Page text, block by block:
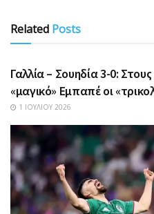
Related Posts
ΑΘΛΗΤΙΚΆ
Γαλλία – Σουηδία 3-0:
«μαγικό» Εμπαπέ οι
1 ΙΟΥΛΊΟΥ 2026